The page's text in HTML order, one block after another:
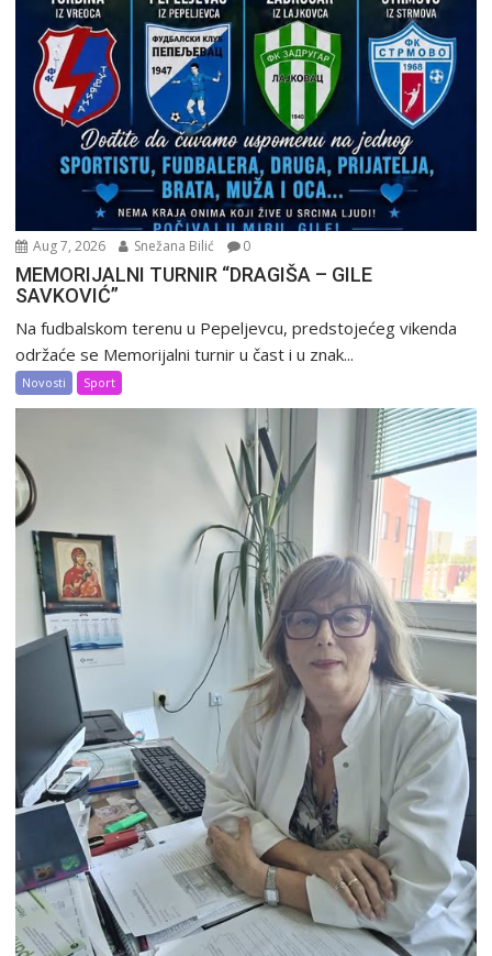
Aug 7, 2026 Snežana Bilić 0
MEMORIJALNI TURNIR “DRAGIŠA – GILE
SAVKOVIĆ”
Na fudbalskom terenu u Pepeljevcu, predstojećeg vikenda
održaće se Memorijalni turnir u čast i u znak...
Novosti Sport